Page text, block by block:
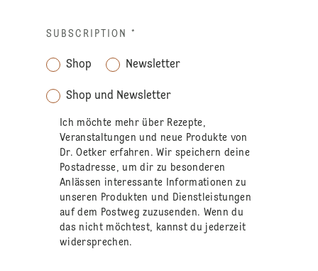
SUBSCRIPTION *
Shop Newsletter
Shop und Newsletter
Ich möchte mehr über Rezepte,
Veranstaltungen und neue Produkte von
Dr. Oetker erfahren. Wir speichern deine
Postadresse, um dir zu besonderen
Anlässen interessante Informationen zu
unseren Produkten und Dienstleistungen
auf dem Postweg zuzusenden. Wenn du
das nicht möchtest, kannst du jederzeit
widersprechen.